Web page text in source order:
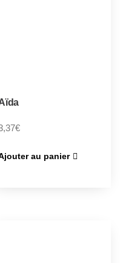
€
au panier